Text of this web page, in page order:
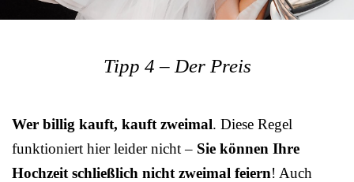
Tipp 4 – Der Preis
Wer billig kauft, kauft zweimal. Diese Regel
funktioniert hier leider nicht – Sie können Ihre
Hochzeit schließlich nicht zweimal feiern! Auch